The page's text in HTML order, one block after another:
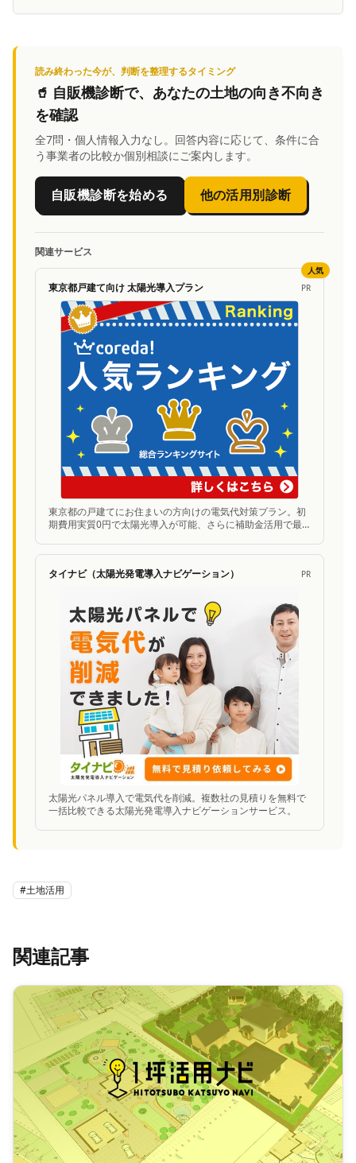
読み終わった今が、判断を整理するタイミング
🥤 自販機診断で、あなたの土地の向き不向き
を確認
全7問・個人情報入力なし。回答内容に応じて、条件に合
う事業者の比較か個別相談にご案内します。
自販機診断を始める 他の活用別診断
関連サービス
東京都戸建て向け 太陽光導入プラン PR
東京都の戸建てにお住まいの方向けの電気代対策プラン。初
期費用実質0円で太陽光導入が可能、さらに補助金活用で最
人気
タイナビ（太陽光発電導入ナビゲーション） PR
太陽光パネル導入で電気代を削減。複数社の見積りを無料で
一括比較できる太陽光発電導入ナビゲーションサービス。
#土地活用
関連記事